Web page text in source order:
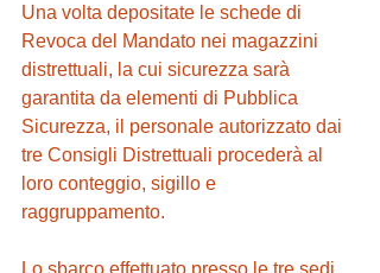
Una volta depositate le schede di
Revoca del Mandato nei magazzini
distrettuali, la cui sicurezza sarà
garantita da elementi di Pubblica
Sicurezza, il personale autorizzato dai
tre Consigli Distrettuali procederà al
loro conteggio, sigillo e
raggruppamento.
Lo sbarco effettuato presso le tre sedi